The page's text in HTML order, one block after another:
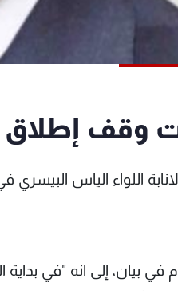
وقف إطلاق
اللواء الياس
في بيان، إلى انه "في بداية